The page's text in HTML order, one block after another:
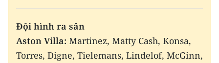
RADIO
MEDIA CENTER
Đội hình ra sân
Aston Villa: Martinez, Matty Cash, Konsa,
Torres, Digne, Tielemans, Lindelof, McGinn,